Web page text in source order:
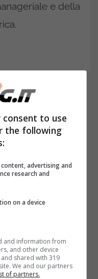
e della
alla guida
avviene tornando
in cui ha
lavorativa lo
to use
the following
advertising and
research and
on a device
and information from
and other device
shared with 319
We and our partners
of partners.